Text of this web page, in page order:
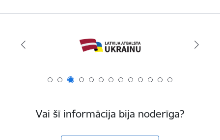
Vai šī informācija bija noderīga?